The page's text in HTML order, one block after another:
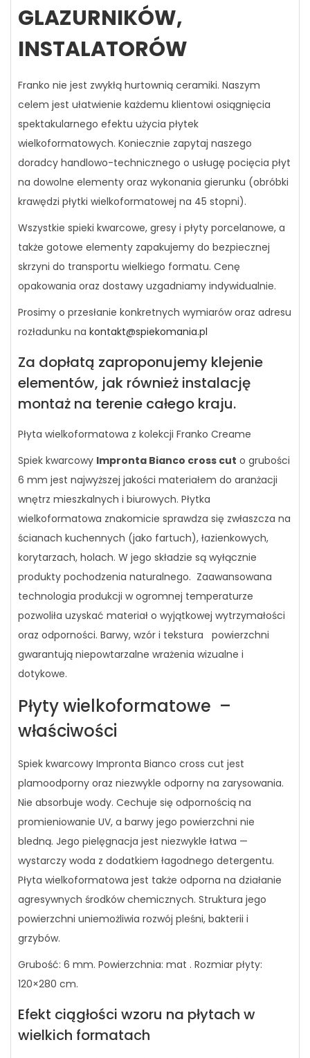
GLAZURNIKÓW,
INSTALATORÓW
Franko nie jest zwykłą hurtownią ceramiki. Naszym
celem jest ułatwienie każdemu klientowi osiągnięcia
spektakularnego efektu użycia płytek
wielkoformatowych. Koniecznie zapytaj naszego
doradcy handlowo-technicznego o usługę pocięcia płyt
na dowolne elementy oraz wykonania gierunku (obróbki
krawędzi płytki wielkoformatowej na 45 stopni).
Wszystkie spieki kwarcowe, gresy i płyty porcelanowe, a
także gotowe elementy zapakujemy do bezpiecznej
skrzyni do transportu wielkiego formatu. Cenę
opakowania oraz dostawy uzgadniamy indywidualnie.
Prosimy o przesłanie konkretnych wymiarów oraz adresu
rozładunku na kontakt@spiekomania.pl
Za dopłatą zaproponujemy klejenie
elementów, jak również instalację
montaż na terenie całego kraju.
Płyta wielkoformatowa z kolekcji Franko Creame
Spiek kwarcowy Impronta Bianco cross cut o grubości
6 mm jest najwyższej jakości materiałem do aranżacji
wnętrz mieszkalnych i biurowych. Płytka
wielkoformatowa znakomicie sprawdza się zwłaszcza na
ścianach kuchennych (jako fartuch), łazienkowych,
korytarzach, holach. W jego składzie są wyłącznie
produkty pochodzenia naturalnego. Zaawansowana
technologia produkcji w ogromnej temperaturze
pozwoliła uzyskać materiał o wyjątkowej wytrzymałości
oraz odporności. Barwy, wzór i tekstura powierzchni
gwarantują niepowtarzalne wrażenia wizualne i
dotykowe.
Płyty wielkoformatowe –
właściwości
Spiek kwarcowy Impronta Bianco cross cut jest
plamoodporny oraz niezwykle odporny na zarysowania.
Nie absorbuje wody. Cechuje się odpornością na
promieniowanie UV, a barwy jego powierzchni nie
bledną. Jego pielęgnacja jest niezwykle łatwa —
wystarczy woda z dodatkiem łagodnego detergentu.
Płyta wielkoformatowa jest także odporna na działanie
agresywnych środków chemicznych. Struktura jego
powierzchni uniemożliwia rozwój pleśni, bakterii i
grzybów.
Grubość: 6 mm. Powierzchnia: mat . Rozmiar płyty:
120×280 cm.
Efekt ciągłości wzoru na płytach w
wielkich formatach